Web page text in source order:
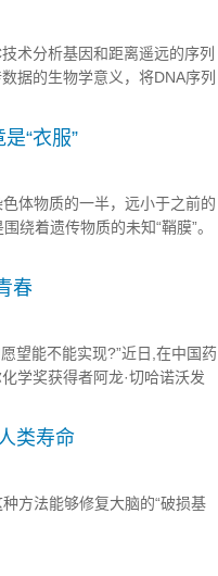
术分析基因和距离遥远的序列
据的生物学意义，将DNA序列
“衣服”
体物质的一半，远小于之前的
绕着遗传物质的未知“鞘膜”。
所谓的染色体周边有助于防止
天缺损等疾病。
春
望能不能实现?”近日,在中国药
学奖获得者阿龙·切哈诺沃发
类寿命
方法能够修复大脑的“破损基